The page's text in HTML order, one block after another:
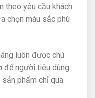
theo yêu cầu khách
chọn màu sắc phù
luôn được chú
để người tiêu dùng
phẩm chỉ qua